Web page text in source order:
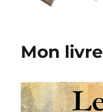
Mon livre